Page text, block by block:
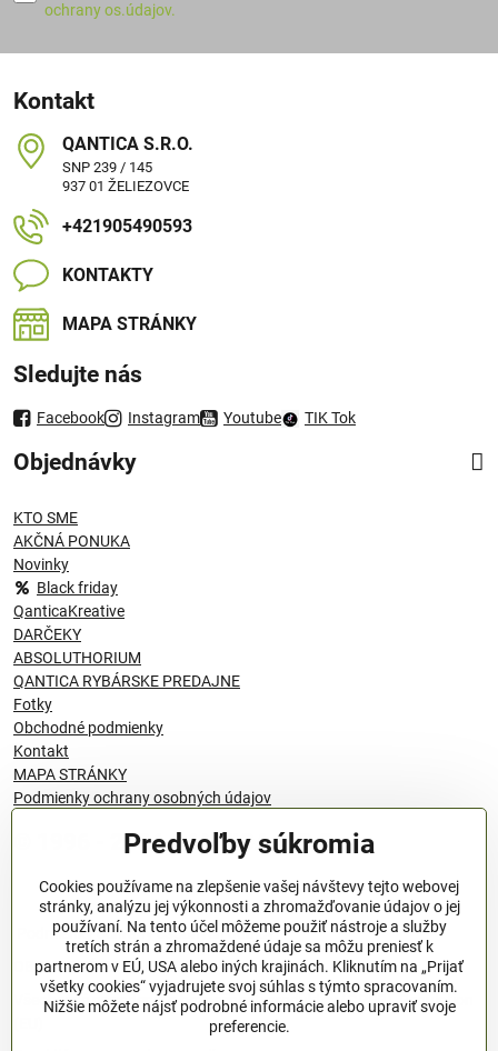
ochrany os.údajov.
Kontakt
QANTICA S​.R​.O​.
SNP 239 / 145
937 01 ŽELIEZOVCE
+421905490593
KONTAKTY
MAPA STRÁNKY
Sledujte nás
Facebook Instagram Youtube TIK Tok
Objednávky
KTO SME
AKČNÁ PONUKA
Novinky
Black friday
QanticaKreative
DARČEKY
ABSOLUTHORIUM
QANTICA RYBÁRSKE PREDAJNE
Fotky
Obchodné podmienky
Kontakt
MAPA STRÁNKY
Podmienky ochrany osobných údajov
© 1996 - 2024 QANTICA S.R.O
Podmienky ochrany osobných údajov
OBCHODNÉ PODMIENKY
Všeobecné nariadenie o bezpečnosti produktov (GPSR), Regulation
Predvoľby súkromia
Cookies používame na zlepšenie vašej návštevy tejto webovej
stránky, analýzu jej výkonnosti a zhromažďovanie údajov o jej
používaní. Na tento účel môžeme použiť nástroje a služby
tretích strán a zhromaždené údaje sa môžu preniesť k
partnerom v EÚ, USA alebo iných krajinách. Kliknutím na „Prijať
všetky cookies“ vyjadrujete svoj súhlas s týmto spracovaním.
Nižšie môžete nájsť podrobné informácie alebo upraviť svoje
preferencie.